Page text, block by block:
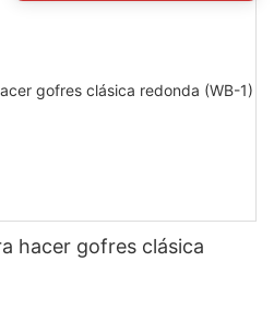
hacer gofres clásica